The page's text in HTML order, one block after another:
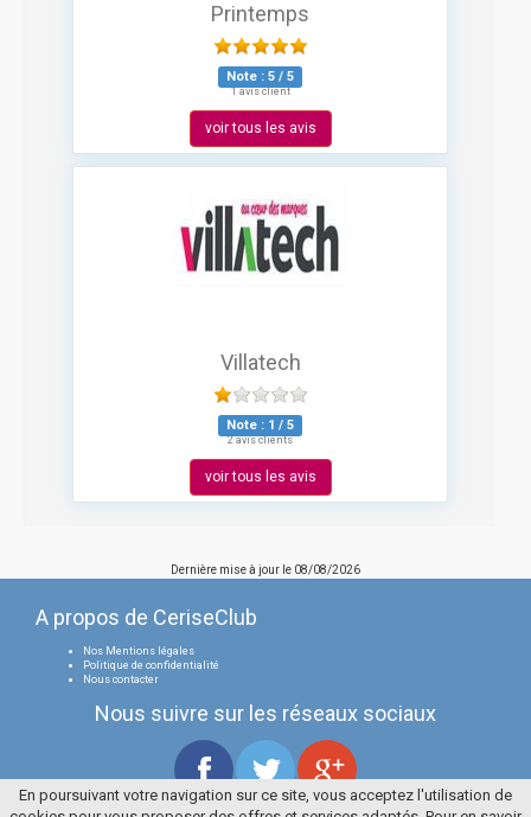
Printemps
Note : 5 / 5
1 avis client
voir tous les avis
Villatech
Note : 1 / 5
2 avis clients
voir tous les avis
Dernière mise à jour le 08/08/2026
A propos de CeriseClub
Nos Mentions légales
Politique de confidentialité
Nous contacter
Nous suivre sur les réseaux sociaux
En poursuivant votre navigation sur ce site, vous acceptez l'utilisation de